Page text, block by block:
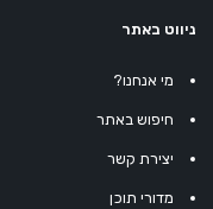
ניווט באתר
מי אנחנו?
חיפוש באתר
יצירת קשר
מדורי תוכן